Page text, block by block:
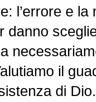
l’errore e
danno
il
di